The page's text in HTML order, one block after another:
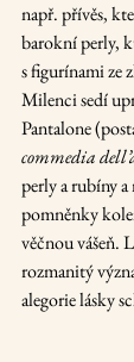
např. přívěs,
barokní perly,
s figurínami ze
Milenci sedí
Pantalone
commedia
perly a rubíny
pomněnky
věčnou vášeň.
rozmanitý
alegorie lásky